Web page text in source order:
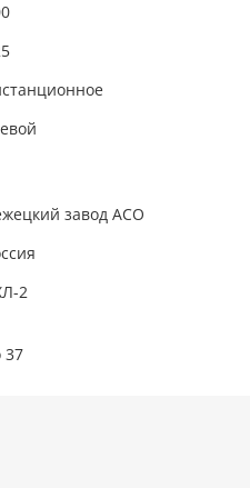
завод АСО
2
37